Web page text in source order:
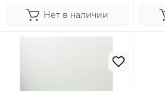
Нет в наличии